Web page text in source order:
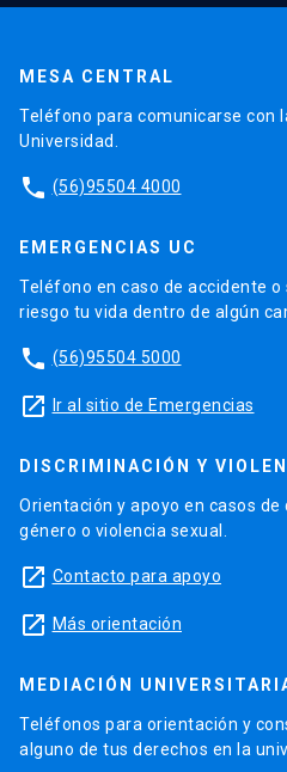
MESA CENTRAL
Teléfono para comunicarse con
Universidad.
phone (56)95504 4000
EMERGENCIAS UC
Teléfono en caso de accidente
riesgo tu vida dentro de algún
phone (56)95504 5000
launch Ir al sitio de Emergencias
DISCRIMINACIÓN Y
Orientación y apoyo en casos
género o violencia sexual.
launch Contacto para apoyo
launch Más orientación
MEDIACIÓN
Teléfonos para orientación y
alguno de tus derechos en la